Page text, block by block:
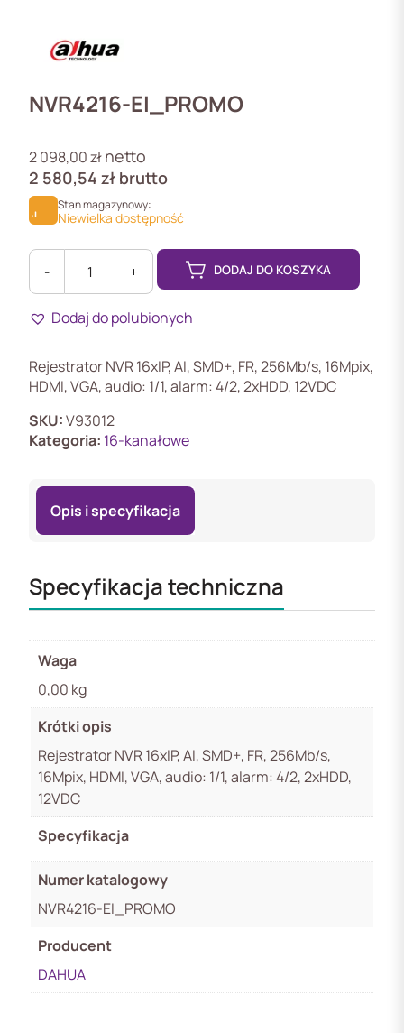
NVR4216-EI_PROMO
2 098,00złnetto
2 580,54 zł brutto
Stan magazynowy:
Niewielka dostępność
-
ilość
NVR4216-
EI-
Rejestrator
NVR
AI
256Mb/s
12V
+ DODAJ DO KOSZYKA
Dodaj do polubionych
Rejestrator NVR 16xIP, AI, SMD+, FR, 256Mb/s, 16Mpix,
HDMI, VGA, audio: 1/1, alarm: 4/2, 2xHDD, 12VDC
SKU:V93012
Kategoria: 16-kanałowe
Opis i specyfikacja
Specyfikacja techniczna
Waga
0,00 kg
Krótki opis
Rejestrator NVR 16xIP, AI, SMD+, FR, 256Mb/s,
16Mpix, HDMI, VGA, audio: 1/1, alarm: 4/2, 2xHDD,
12VDC
Specyfikacja
Numer katalogowy
NVR4216-EI_PROMO
Producent
DAHUA